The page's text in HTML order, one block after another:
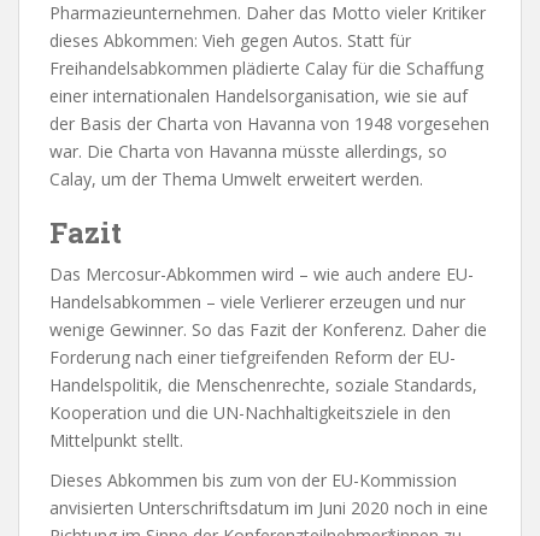
Pharmazieunternehmen. Daher das Motto vieler Kritiker
dieses Abkommen: Vieh gegen Autos. Statt für
Freihandelsabkommen plädierte Calay für die Schaffung
einer internationalen Handelsorganisation, wie sie auf
der Basis der Charta von Havanna von 1948 vorgesehen
war. Die Charta von Havanna müsste allerdings, so
Calay, um der Thema Umwelt erweitert werden.
Fazit
Das Mercosur-Abkommen wird – wie auch andere EU-
Handelsabkommen – viele Verlierer erzeugen und nur
wenige Gewinner. So das Fazit der Konferenz. Daher die
Forderung nach einer tiefgreifenden Reform der EU-
Handelspolitik, die Menschenrechte, soziale Standards,
Kooperation und die UN-Nachhaltigkeitsziele in den
Mittelpunkt stellt.
Dieses Abkommen bis zum von der EU-Kommission
anvisierten Unterschriftsdatum im Juni 2020 noch in eine